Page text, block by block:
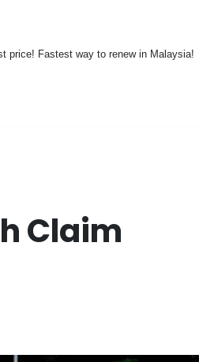
price! Fastest way to renew in Malaysia!
Claim